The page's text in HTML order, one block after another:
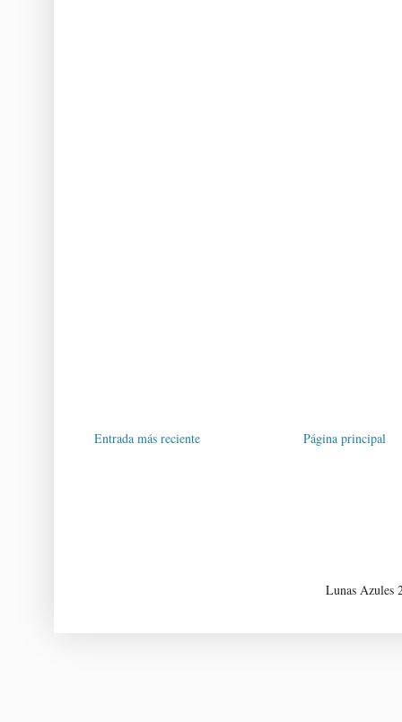
Entrada más reciente Página principal
Lunas Azules